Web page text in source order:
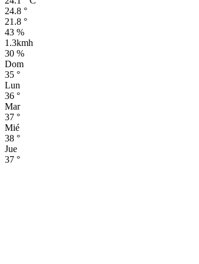
24.8 °
21.8 °
43 %
1.3kmh
30 %
Dom
35 °
Lun
36 °
Mar
37 °
Mié
38 °
Jue
37 °